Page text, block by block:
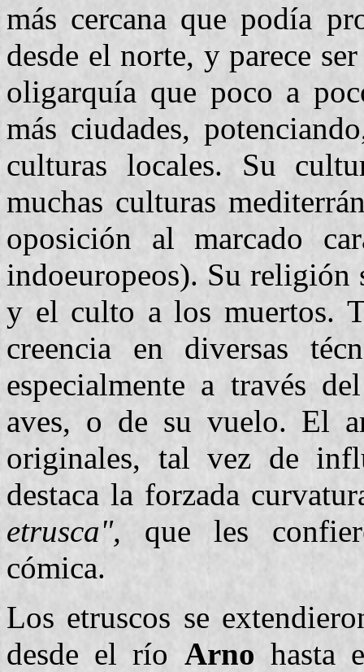
más cercana que podía
desde el norte, y parece
oligarquía que poco a
más ciudades,
culturas locales. Su
muchas culturas
oposición al marcado
indoeuropeos). Su religión
y el culto a los muertos.
creencia en diversas
especialmente a través
aves, o de su vuelo. El
originales, tal vez de
destaca la forzada
etrusca", que les
cómica.
Los etruscos se
desde el río Arno hasta